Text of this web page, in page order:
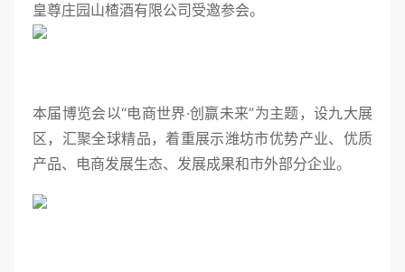
皇尊庄园山楂酒有限公司受邀参会。
本届博览会以“电商世界·创赢未来”为主题，设九大展
区，汇聚全球精品，着重展示潍坊市优势产业、优质
产品、电商发展生态、发展成果和市外部分企业。